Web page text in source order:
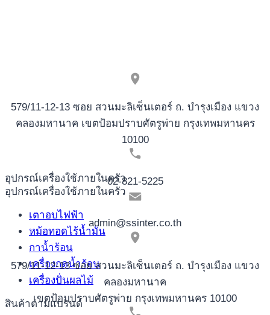
อุปกรณ์เครื่องใช้ภายในครัว
อุปกรณ์เครื่องใช้ภายในครัว
เตาอบไฟฟ้า
หม้อทอดไร้น้ำมัน
กาน้ำร้อน
เครื่องกดน้ำร้อน
เครื่องปั่นผลไม้
สินค้าตามแบรนด์
579/11-12-13 ซอย สวนมะลิเซ็นเตอร์ ถ. บำรุงเมือง แขวง
คลองมหานาค เขตป้อมปราบศัตรูพ่าย กรุงเทพมหานคร
10100
02-821-5225
admin@ssinter.co.th
579/11-12-13 ซอย สวนมะลิเซ็นเตอร์ ถ. บำรุงเมือง แขวง
คลองมหานาค
เขตป้อมปราบศัตรูพ่าย กรุงเทพมหานคร 10100